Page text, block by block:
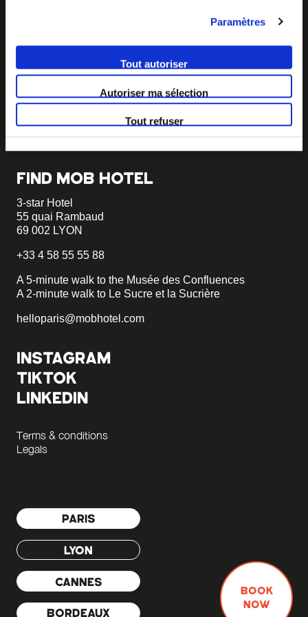
Paramètres
Tout autoriser
Autoriser ma sélection
Tout refuser
BOOK
NOW
MOB HOTEL is growing into a cooperative movement
If you want to create your own MOB HOTEL and belong
to our movement,just write to us and tell us about your
becomemob@mobhotel.com
FIND MOB HOTEL
3-star Hotel
55 quai Rambaud
69 002 LYON
+33 4 58 55 55 88
A 5-minute walk to the Musée des Confluences
A 2-minute walk to Le Sucre et la Sucrière
helloparis@mobhotel.com
INSTAGRAM
TIKTOK
LINKEDIN
Terms & conditions
Legals
PARIS
LYON
CANNES
BORDEAUX